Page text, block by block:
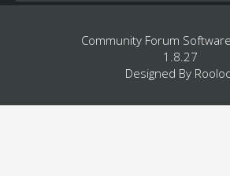
Community Forum
1.8.27
Designed By